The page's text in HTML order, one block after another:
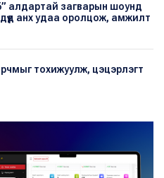
алдартай загварын шоунд
анх удаа оролцож, амжилт
тохижуулж, цэцэрлэгт